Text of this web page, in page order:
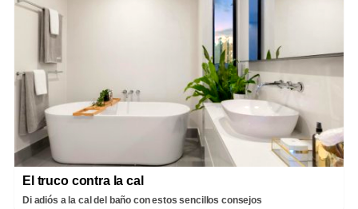
El truco contra la cal
Di adiós a la cal del baño con estos sencillos consejos